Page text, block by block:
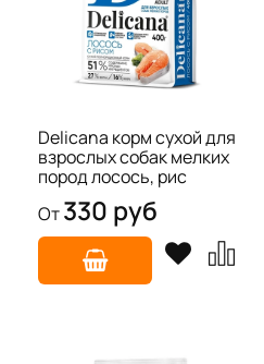
Delicana корм сухой для
взрослых собак мелких
пород лосось, рис
От330 руб